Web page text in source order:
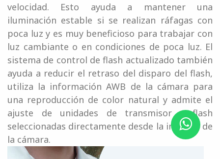
velocidad. Esto ayuda a mantener una
iluminación estable si se realizan ráfagas con
poca luz y es muy beneficioso para trabajar con
luz cambiante o en condiciones de poca luz. El
sistema de control de flash actualizado también
ayuda a reducir el retraso del disparo del flash,
utiliza la información AWB de la cámara para
una reproducción de color natural y admite el
ajuste de unidades de transmisor y flash
seleccionadas directamente desde la interfaz de
la cámara.